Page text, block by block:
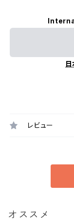
レビュー
オススメ